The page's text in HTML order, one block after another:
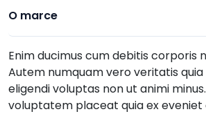
O marce
Enim ducimus cum debitis corporis
Autem numquam vero veritatis
eligendi voluptas non ut animi
voluptatem placeat quia ex eveniet